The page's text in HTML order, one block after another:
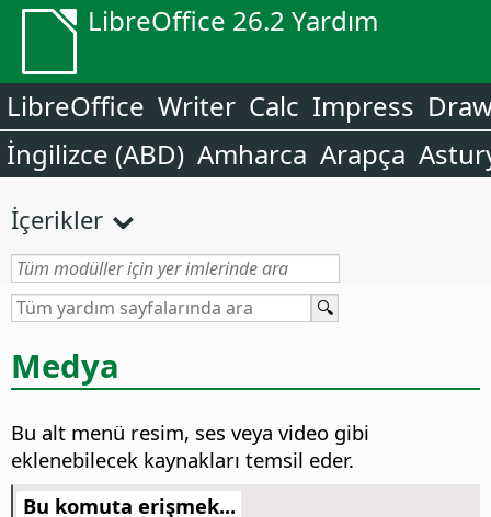
LibreOffice 26.2 Yardım
LibreOffice Writer Calc Impress
İngilizce (ABD) Amharca Arapça
İçerikler
Medya
Bu alt menü resim, ses veya video gibi
eklenebilecek kaynakları temsil eder.
Bu komuta erişmek...